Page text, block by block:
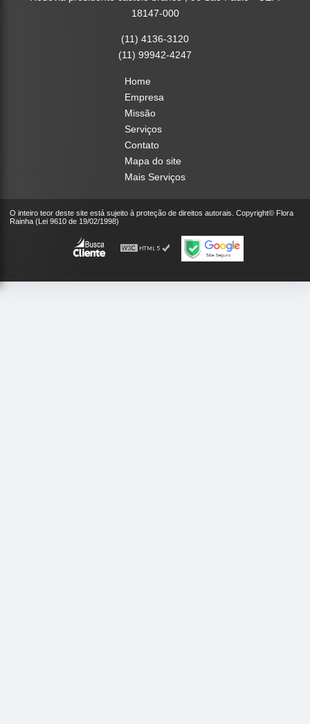
18147-000
(11) 4136-3120
(11) 99942-4247
Home
Empresa
Missão
Serviços
Contato
Mapa do site
Mais Serviços
O inteiro teor deste site está sujeito à proteção de direitos autorais. Copyright© Flora
Rainha (Lei 9610 de 19/02/1998)